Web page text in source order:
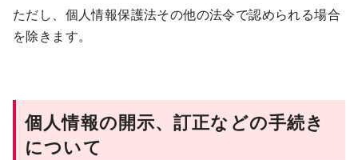
ただし、個人情報保護法その他の法令で認められる場合
を除きます。
個人情報の開示、訂正などの手続き
について